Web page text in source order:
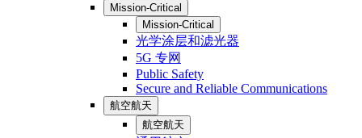
Mission-Critical
Mission-Critical
光学涂层和滤光器
5G 专网
Public Safety
Secure and Reliable Communications
航空航天
航空航天